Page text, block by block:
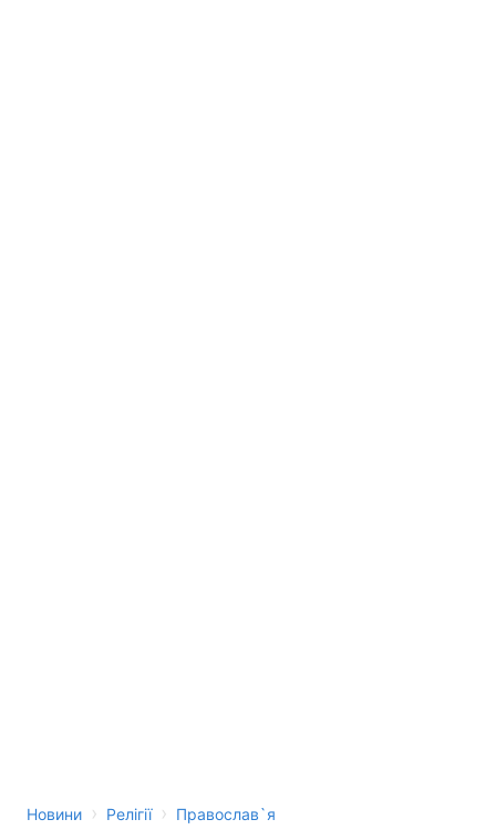
Новини › Релігії › Православ`я